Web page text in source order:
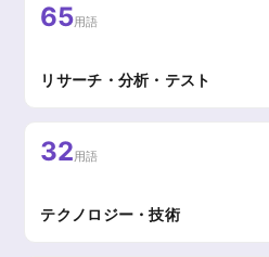
65用語
リサーチ・分析・テスト
32用語
テクノロジー・技術